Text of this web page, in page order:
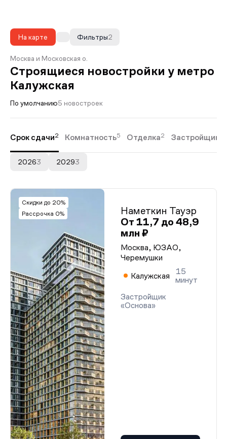
На карте 2
Фильтры
Москва и Московская о.
Строящиеся новостройки у метро
Калужская
По умолчанию5 новостроек
Срок сдачи2 Комнатность5 Отделка2 Застройщики
20263 20293
Скидки до 20%
Рассрочка 0%
Наметкин Тауэр
От 11,7 до 48,9
млн ₽
Москва, ЮЗАО,
Черемушки
Калужская
15
минут
Застройщик
«Основа»